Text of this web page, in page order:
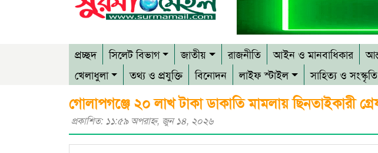
প্রচ্ছদ সিলেট বিভাগ জাতীয় রাজনীতি আইন ও মানবাধিকার
খেলাধুলা
তথ্য ও প্রযুক্তি বিনোদন লাইফ স্টাইল সাহিত্য ও সংস্কৃতি
গোলাপগঞ্জে ২০ লাখ টাকা ডাকাতি মামলায় ছিনতাইকারী
প্রকাশিত: ১১:৫৯ অপরাহ্ণ, জুন ১৪, ২০২৬